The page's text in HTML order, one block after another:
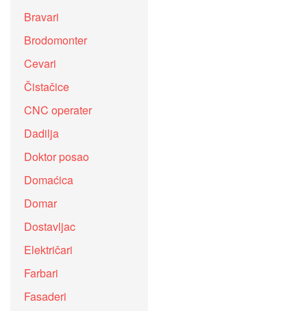
Bravari
Brodomonter
Cevari
Čistačice
CNC operater
Dadilja
Doktor posao
Domaćica
Domar
Dostavljac
Električari
Farbari
Fasaderi